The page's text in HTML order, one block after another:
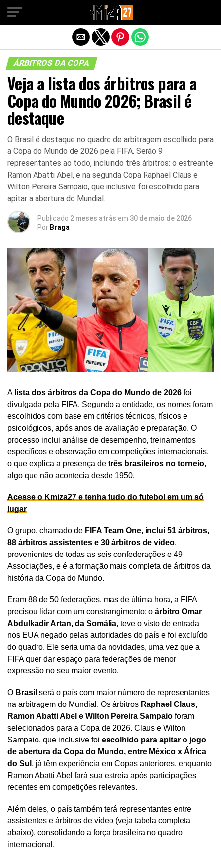
ÁRBITROS DA COPA
Veja a lista dos árbitros para a
Copa do Mundo 2026; Brasil é
destaque
O Brasil é destaque no quadro de arbitragem escolhido para
a Copa do Mundo de 2026 pela FIFA. Serão 9
representantes ao todo, incluindo três árbitros: o estreante
Ramon Abatti Abel, e na segunda Copa Raphael Claus e
Wilton Pereira Sampaio, que inclusive foi escolhido para
apitar a abertura do Mundial.
Publicado 2 meses atrás em 30 de maio de 2026
Por Braga
A lista dos árbitros da Copa do Mundo de 2026 foi
divulgada pela FIFA. Segundo a entidade, os nomes foram
escolhidos com base em critérios técnicos, físicos e
psicológicos, após anos de avaliação e preparação. O
processo inclui análise de desempenho, treinamentos
específicos e observação em competições internacionais,
o que explica a presença de três brasileiros no torneio,
algo que não acontecia desde 1950.
Acesse o Kmiza27 e tenha tudo do futebol em um só
lugar
O grupo, chamado de FIFA Team One, inclui 51 árbitros,
88 árbitros assistentes e 30 árbitros de vídeo,
provenientes de todas as seis confederações e 49
Associações, e é a formação mais completa de árbitros da
história da Copa do Mundo.
Eram 88 de 50 federações, mas de última hora, a FIFA
precisou lidar com um constrangimento: o árbitro Omar
Abdulkadir Artan, da Somália, teve o visto de entrada
nos EUA negado pelas autoridades do país e foi excluído
do quadro. Ele seria uma da novidades, uma vez que a
FIFA quer dar espaço para federações de menor
expressão no seu maior evento.
O Brasil será o país com maior número de representantes
na arbitragem do Mundial. Os árbitros Raphael Claus,
Ramon Abatti Abel e Wilton Pereira Sampaio foram
selecionados para a Copa de 2026. Claus e Wilton
Sampaio, que inclusive foi escolhido para apitar o jogo
de abertura da Copa do Mundo, entre México x África
do Sul , já têm experiência em Copas anteriores, enquanto
Ramon Abatti Abel fará sua estreia após participações
recentes em competições relevantes.
Além deles, o país também terá representantes entre
assistentes e árbitros de vídeo (veja tabela completa
abaixo), consolidando a força brasileira no quadro
internacional.
Sair da versão mobile